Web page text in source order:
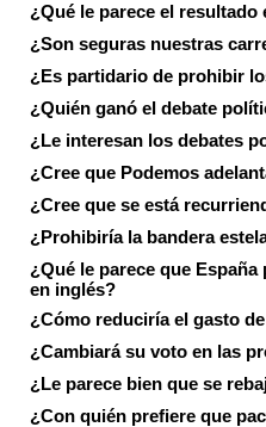
¿Qué le parece el resultado
¿Son seguras nuestras
¿Es partidario de prohibir
¿Quién ganó el debate
¿Le interesan los debates
¿Cree que Podemos
¿Cree que se está
¿Prohibiría la bandera
¿Qué le parece que
en inglés?
¿Cómo reduciría el gasto
¿Cambiará su voto en las
¿Le parece bien que se
¿Con quién prefiere que